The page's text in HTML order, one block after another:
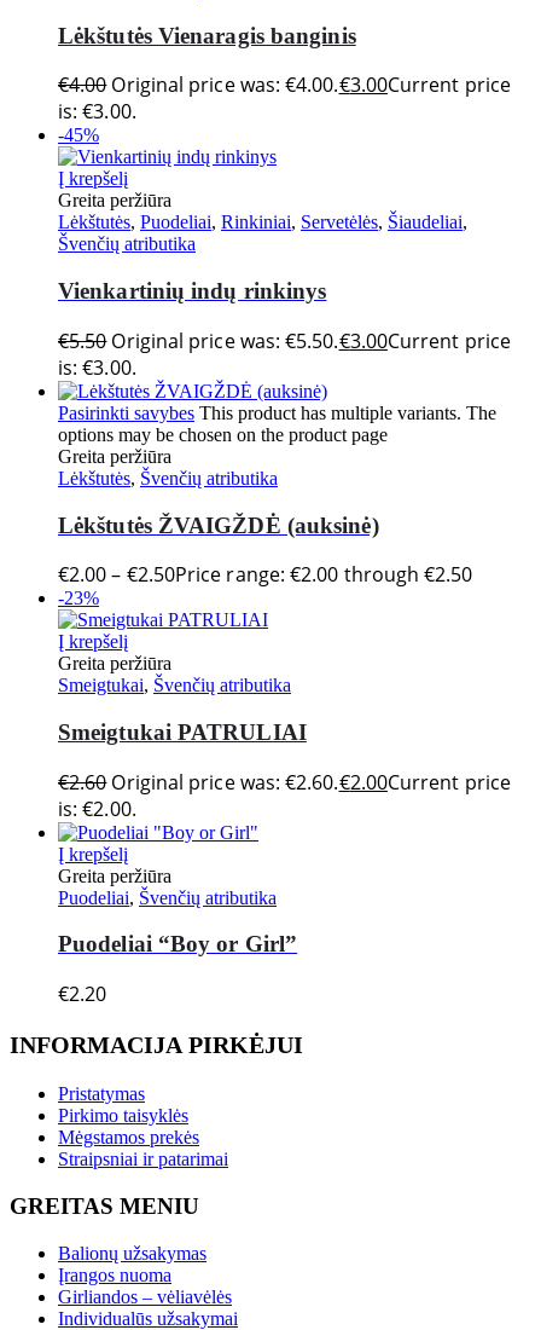
Lėkštutės Vienaragis banginis
€4.00 Original price was: €4.00.€3.00Current price
is: €3.00.
-45%
Į krepšelį
Greita peržiūra
Lėkštutės, Puodeliai, Rinkiniai, Servetėlės, Šiaudeliai,
Švenčių atributika
Vienkartinių indų rinkinys
€5.50 Original price was: €5.50.€3.00Current price
is: €3.00.
Pasirinkti savybes This product has multiple variants. The
options may be chosen on the product page
Greita peržiūra
Lėkštutės, Švenčių atributika
Lėkštutės ŽVAIGŽDĖ (auksinė)
€2.00 – €2.50Price range: €2.00 through €2.50
-23%
Į krepšelį
Greita peržiūra
Smeigtukai, Švenčių atributika
Smeigtukai PATRULIAI
€2.60 Original price was: €2.60.€2.00Current price
is: €2.00.
Į krepšelį
Greita peržiūra
Puodeliai, Švenčių atributika
Puodeliai “Boy or Girl”
€2.20
INFORMACIJA PIRKĖJUI
Pristatymas
Pirkimo taisyklės
Mėgstamos prekės
Straipsniai ir patarimai
GREITAS MENIU
Balionų užsakymas
Įrangos nuoma
Girliandos – vėliavėlės
Individualūs užsakymai